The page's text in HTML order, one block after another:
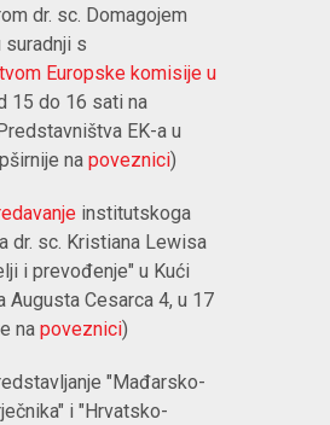
dr. sc. Domagojem
s
Europske komisije u
15 do 16 sati na
EK-a u
na poveznici)
institutskoga
dr. sc. Kristiana Lewisa
i prevođenje" u Kući
Augusta Cesarca 4, u 17
na poveznici)
"Mađarsko-
i "Hrvatsko-